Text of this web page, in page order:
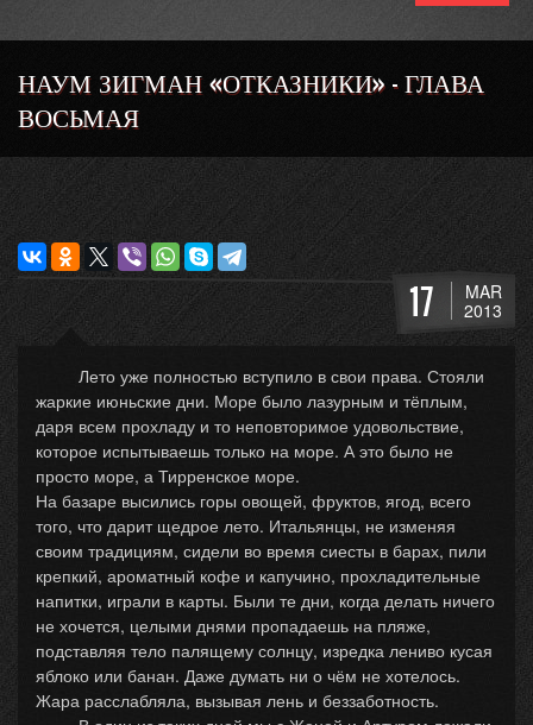
НАУМ ЗИГМАН «ОТКАЗНИКИ» - ГЛАВА
ВОСЬМАЯ
17
MAR
2013
Лето уже полностью вступило в свои права. Стояли
жаркие июньские дни. Море было лазурным и тёплым,
даря всем прохладу и то неповторимое удовольствие,
которое испытываешь только на море. А это было не
просто море, а Тирренское море.
На базаре высились горы овощей, фруктов, ягод, всего
того, что дарит щедрое лето. Итальянцы, не изменяя
своим традициям, сидели во время сиесты в барах, пили
крепкий, ароматный кофе и капучино, прохладительные
напитки, играли в карты. Были те дни, когда делать ничего
не хочется, целыми днями пропадаешь на пляже,
подставляя тело палящему солнцу, изредка лениво кусая
яблоко или банан. Даже думать ни о чём не хотелось.
Жара расслабляла, вызывая лень и беззаботность.